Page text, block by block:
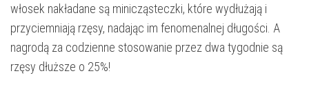
włosek nakładane są minicząsteczki, które wydłużają i
przyciemniają rzęsy, nadając im fenomenalnej długości. A
nagrodą za codzienne stosowanie przez dwa tygodnie są
rzęsy dłuższe o 25%!